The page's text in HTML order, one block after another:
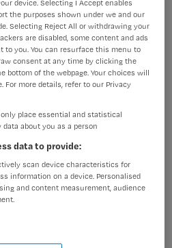
sociale ondersteuning aan
ernaar een warme omgeving
de beste zorg
Niveau 4 | VVT
device. Selecting I Accept enables
the purposes shown under we and our
Selecting Reject All or withdrawing your
are disabled, some content and ads
to you. You can resurface this menu to
consent at any time by clicking the
bottom of the webpage. Your choices will
more details, refer to our Privacy
place essential and statistical
about you as a person
data to provide:
scan device characteristics for
information on a device. Personalised
and content measurement, audience